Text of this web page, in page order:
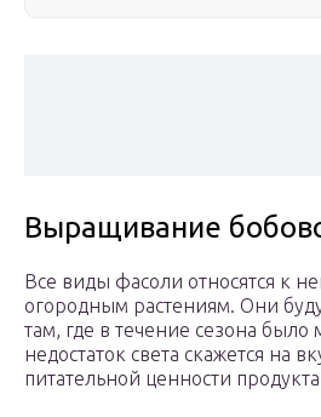
Выращивание
Все виды фасоли относятся к
огородным растениям. Они
там, где в течение сезона было
недостаток света скажется на
питательной ценности